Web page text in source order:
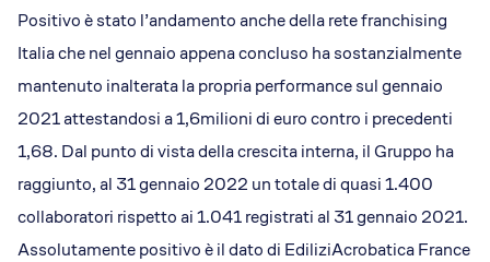
Positivo è stato l’andamento anche della rete franchising
Italia che nel gennaio appena concluso ha sostanzialmente
mantenuto inalterata la propria performance sul gennaio
2021 attestandosi a 1,6milioni di euro contro i precedenti
1,68. Dal punto di vista della crescita interna, il Gruppo ha
raggiunto, al 31 gennaio 2022 un totale di quasi 1.400
collaboratori rispetto ai 1.041 registrati al 31 gennaio 2021.
Assolutamente positivo è il dato di EdiliziAcrobatica France